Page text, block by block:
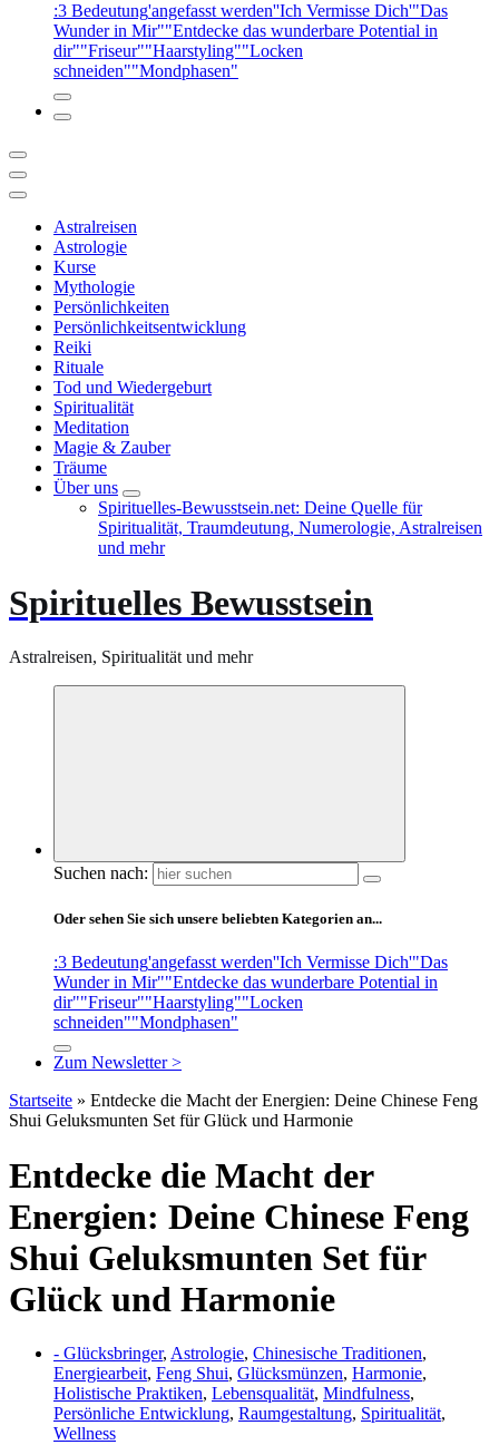
:3 Bedeutung'angefasst werden''Ich Vermisse Dich'"Das
Wunder in Mir""Entdecke das wunderbare Potential in
dir""Friseur""Haarstyling""Locken
schneiden""Mondphasen"
Astralreisen
Astrologie
Kurse
Mythologie
Persönlichkeiten
Persönlichkeitsentwicklung
Reiki
Rituale
Tod und Wiedergeburt
Spiritualität
Meditation
Magie & Zauber
Träume
Über uns
Spirituelles-Bewusstsein.net: Deine Quelle für
Spiritualität, Traumdeutung, Numerologie, Astralreisen
und mehr
Spirituelles Bewusstsein
Astralreisen, Spiritualität und mehr
Suchen nach:
Oder sehen Sie sich unsere beliebten Kategorien an...
:3 Bedeutung'angefasst werden''Ich Vermisse Dich'"Das
Wunder in Mir""Entdecke das wunderbare Potential in
dir""Friseur""Haarstyling""Locken
schneiden""Mondphasen"
Zum Newsletter >
Startseite » Entdecke die Macht der Energien: Deine Chinese Feng
Shui Geluksmunten Set für Glück und Harmonie
Entdecke die Macht der
Energien: Deine Chinese Feng
Shui Geluksmunten Set für
Glück und Harmonie
- Glücksbringer, Astrologie, Chinesische Traditionen,
Energiearbeit, Feng Shui, Glücksmünzen, Harmonie,
Holistische Praktiken, Lebensqualität, Mindfulness,
Persönliche Entwicklung, Raumgestaltung, Spiritualität,
Wellness